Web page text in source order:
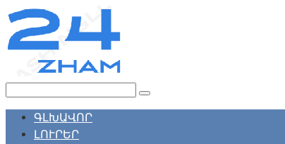
Перейти
контенту
ԳԼԽԱՎՈՐ
ԼՈՒՐԵՐ